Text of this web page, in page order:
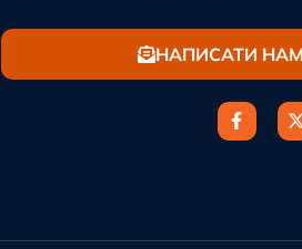
НАПИСАТИ НАМ